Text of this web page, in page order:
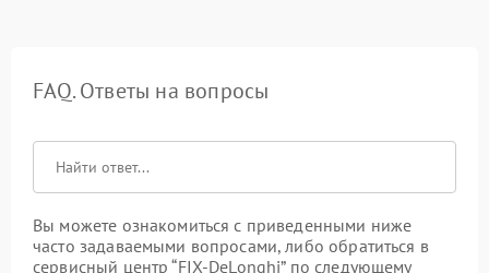
FAQ. Ответы на вопросы
Вы можете ознакомиться с приведенными ниже
часто задаваемыми вопросами, либо обратиться в
сервисный центр “FIX-DeLonghi” по следующему